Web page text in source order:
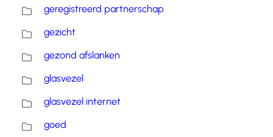
geregistreerd partnerschap
gezicht
gezond afslanken
glasvezel
glasvezel internet
goed